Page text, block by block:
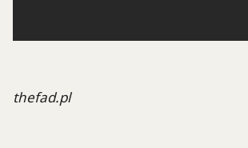
thefad.pl